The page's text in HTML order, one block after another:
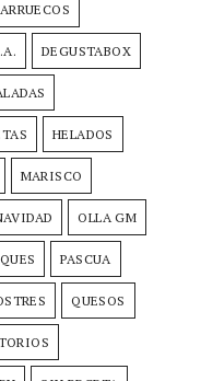
DEGUSTABOX
HELADOS
MARISCO
OLLA GM
PASCUA
QUESOS